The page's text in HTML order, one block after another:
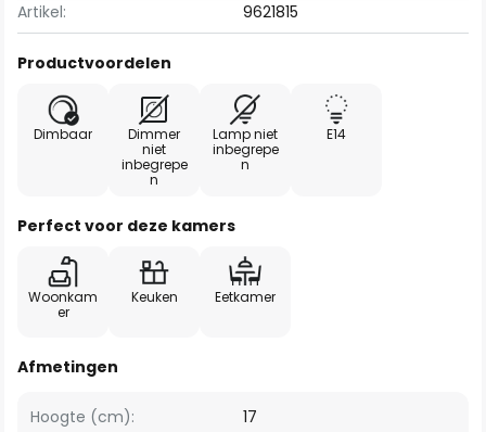
Artikel:
9621815
Productvoordelen
Dimbaar
Dimmer
niet
inbegrepe
n
Lamp niet
inbegrepe
n
E14
Perfect voor deze kamers
Woonkam
er
Keuken Eetkamer
Afmetingen
Hoogte (cm): 17